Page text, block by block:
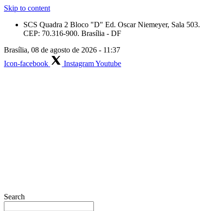
Skip to content
SCS Quadra 2 Bloco "D" Ed. Oscar Niemeyer, Sala 503.
CEP: 70.316-900. Brasília - DF
Brasília, 08 de agosto de 2026 - 11:37
Icon-facebook
InstagramYoutube
Search